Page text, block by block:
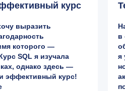
выразить
которого —
SQL я изучала
однако здесь —
эффективный курс!
курс
в
я